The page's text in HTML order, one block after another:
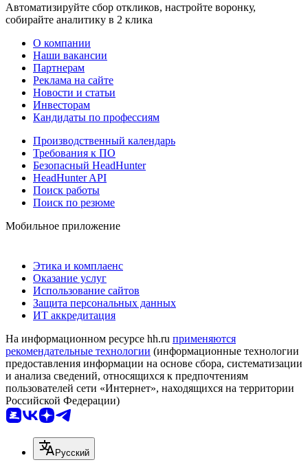
Автоматизируйте сбор откликов, настройте воронку,
собирайте аналитику в 2 клика
О компании
Наши вакансии
Партнерам
Реклама на сайте
Новости и статьи
Инвесторам
Кандидаты по профессиям
Производственный календарь
Требования к ПО
Безопасный HeadHunter
HeadHunter API
Поиск работы
Поиск по резюме
Мобильное приложение
Этика и комплаенс
Оказание услуг
Использование сайтов
Защита персональных данных
ИТ аккредитация
На информационном ресурсе hh.ru применяются
рекомендательные технологии (информационные технологии
предоставления информации на основе сбора, систематизации
и анализа сведений, относящихся к предпочтениям
пользователей сети «Интернет», находящихся на территории
Российской Федерации)
Русский